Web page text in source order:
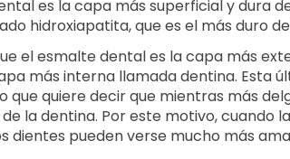
es la capa más superficial y dura
hidroxiapatita, que es el más duro
el esmalte dental es la capa más
más interna llamada dentina. Esta
que quiere decir que mientras más
la dentina. Por este motivo, cuando
dientes pueden verse mucho más